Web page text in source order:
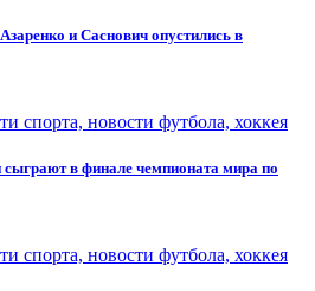
и Саснович опустились в
спорта, новости футбола, хоккея
в финале чемпионата мира по
спорта, новости футбола, хоккея